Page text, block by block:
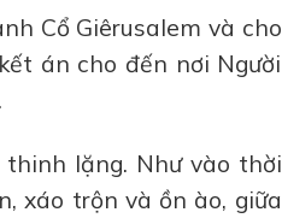
Cổ Giêrusalem và cho
án cho đến nơi Người
lặng. Như vào thời
xáo trộn và ồn ào, giữa